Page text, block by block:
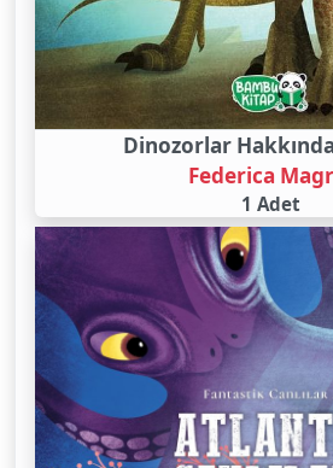
Dinozorlar
Federica
1 Adet